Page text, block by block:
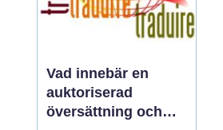
Vad innebär en
auktoriserad
översättning och